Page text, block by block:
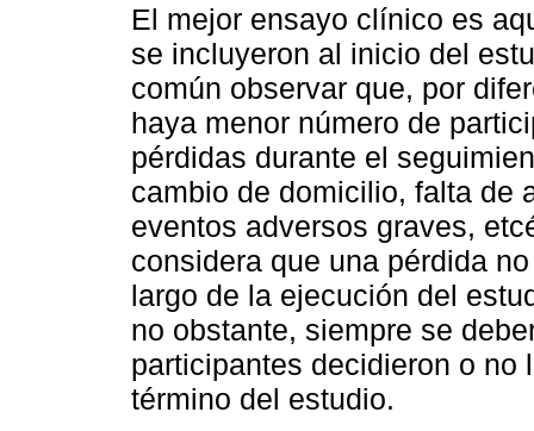
El mejor ensayo clínico es
se incluyeron al inicio del
común observar que, por
haya menor número de
pérdidas durante el
cambio de domicilio, falta de
eventos adversos graves,
considera que una pérdida
largo de la ejecución del
no obstante, siempre se
participantes decidieron o no
término del estudio.